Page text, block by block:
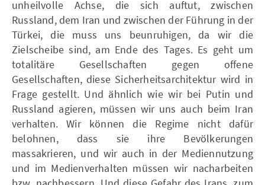
unheilvolle Achse, die sich auftut, zwischen
Russland, dem Iran und zwischen der Führung in der
Türkei, die muss uns beunruhigen, da wir die
Zielscheibe sind, am Ende des Tages. Es geht um
totalitäre Gesellschaften gegen offene
Gesellschaften, diese Sicherheitsarchitektur wird in
Frage gestellt. Und ähnlich wie wir bei Putin und
Russland agieren, müssen wir uns auch beim Iran
verhalten. Wir können die Regime nicht dafür
belohnen, dass sie ihre Bevölkerungen
massakrieren, und wir auch in der Mediennutzung
und im Medienverhalten müssen wir nacharbeiten